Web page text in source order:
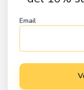
Email